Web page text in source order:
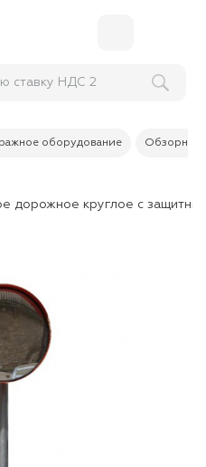
ставку НДС 22%
оборудование Обзорные
дорожное круглое с